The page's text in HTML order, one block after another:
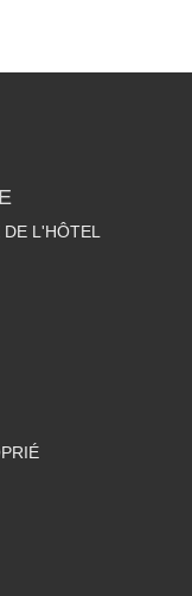
L'HÔTEL